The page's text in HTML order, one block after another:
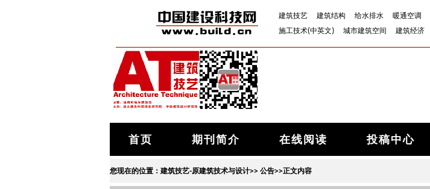
建筑技艺 建筑结构 给水排水 暖通空调
施工技术(中英文)
城市建筑空间 建筑经济
首页 期刊简介 在线阅读 投稿中心
您现在的位置： 建筑技艺-原建筑技术与设计>>公告>>正文内容